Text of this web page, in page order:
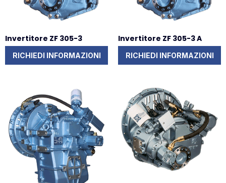
Invertitore ZF 305-3
RICHIEDI INFORMAZIONI
Invertitore ZF 305-3 A
RICHIEDI INFORMAZIONI